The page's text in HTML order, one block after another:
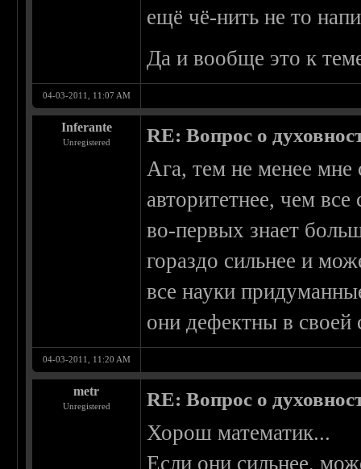
ещё чё-нить не то
Да и вообще это к
04-03-2011, 11:07 AM
Inferante
Unregistered RE: Вопрос о
Ага, тем не менее
авторитетнее, чем
во-первых знает
гораздо сильнее и
все науки
они дефектны в своей
04-03-2011, 11:20 AM
metr
Unregistered RE: Вопрос о
Хорош математик...
Если они сильнее,